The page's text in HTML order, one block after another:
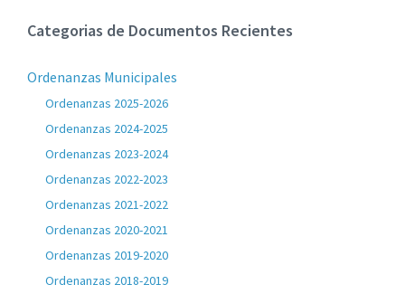
Categorias de Documentos Recientes
Ordenanzas Municipales
Ordenanzas 2025-2026
Ordenanzas 2024-2025
Ordenanzas 2023-2024
Ordenanzas 2022-2023
Ordenanzas 2021-2022
Ordenanzas 2020-2021
Ordenanzas 2019-2020
Ordenanzas 2018-2019